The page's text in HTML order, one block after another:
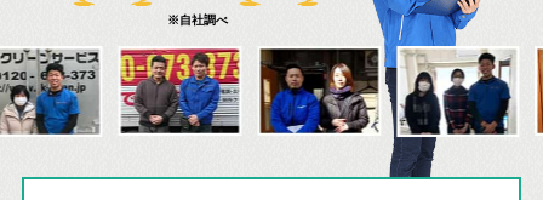
※自社調べ